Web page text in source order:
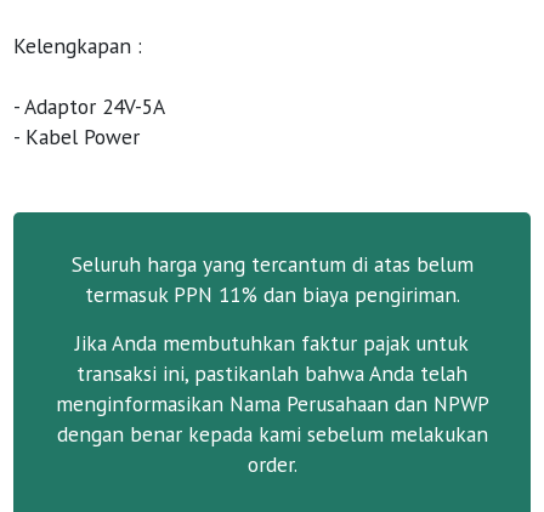
Kelengkapan :
- Adaptor 24V-5A
- Kabel Power
Seluruh harga yang tercantum di atas belum
termasuk PPN 11% dan biaya pengiriman.
Jika Anda membutuhkan faktur pajak untuk
transaksi ini, pastikanlah bahwa Anda telah
menginformasikan Nama Perusahaan dan NPWP
dengan benar kepada kami sebelum melakukan
order.